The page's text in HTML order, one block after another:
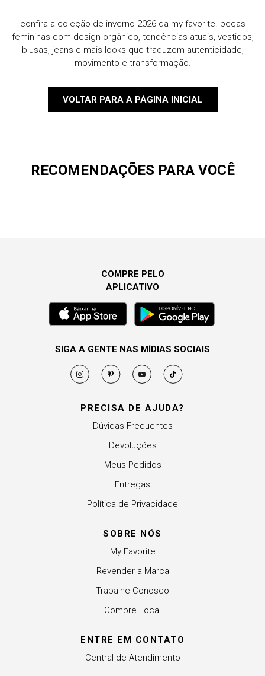
confira a coleção de inverno 2026 da my favorite. peças
femininas com design orgânico, tendências atuais, vestidos,
blusas, jeans e mais looks que traduzem autenticidade,
movimento e transformação.
VOLTAR PARA A PÁGINA INICIAL
RECOMENDAÇÕES PARA VOCÊ
PRECISA DE AJUDA?
Dúvidas Frequentes
Devoluções
Meus Pedidos
Entregas
Política de Privacidade
SOBRE NÓS
My Favorite
Revender a Marca
Trabalhe Conosco
Compre Local
ENTRE EM CONTATO
Central de Atendimento
COMPRE PELO
APLICATIVO
SIGA A GENTE NAS MÍDIAS SOCIAIS